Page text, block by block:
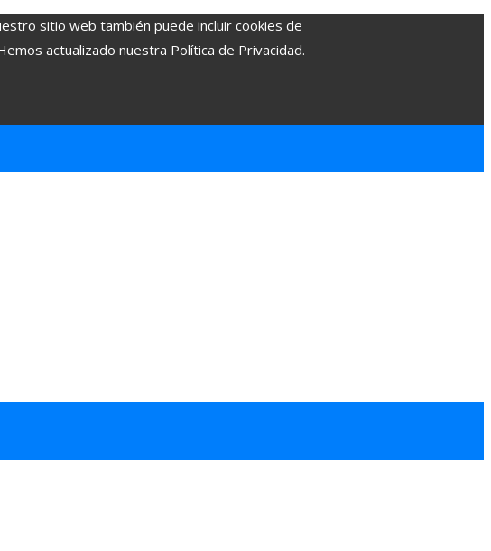
sitio web también puede incluir cookies de
actualizado nuestra Política de Privacidad.